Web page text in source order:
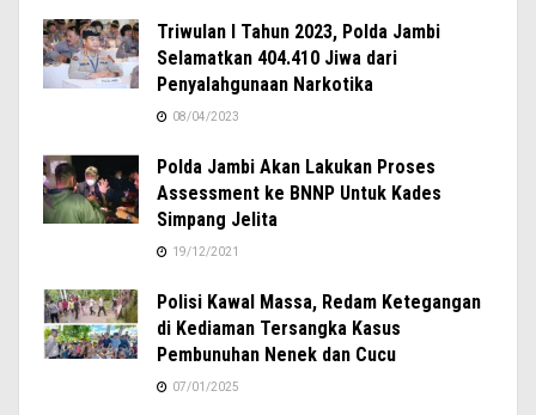
Triwulan I Tahun 2023, Polda Jambi
Selamatkan 404.410 Jiwa dari
Penyalahgunaan Narkotika
08/04/2023
Polda Jambi Akan Lakukan Proses
Assessment ke BNNP Untuk Kades
Simpang Jelita
19/12/2021
Polisi Kawal Massa, Redam Ketegangan
di Kediaman Tersangka Kasus
Pembunuhan Nenek dan Cucu
07/01/2025